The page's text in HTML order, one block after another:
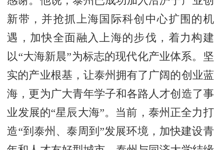
新带，并抢抓上海国际科创中心扩围的机
遇，加快全面融入上海的步伐，着力构建
以“大海新晨”为标志的现代化产业体系。坚
实的产业根基，让泰州拥有了广阔的创业蓝
海，更为广大青年学子和各路人才创造了事
业发展的“星辰大海”。当前，泰州正全力打
造“到泰州、泰周到”发展环境，加快建设青